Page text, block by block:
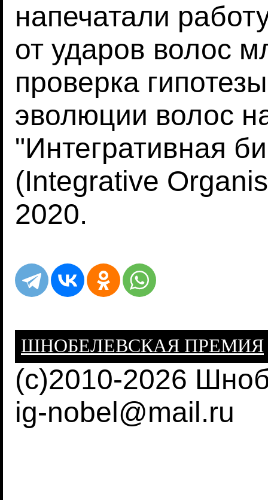
напечатали
от ударов волос
проверка
эволюции волос
"Интегративная
(Integrative
2020.
ШНОБЕЛЕВСКАЯ ПРЕМИЯ
(c)2010-2026
ig-nobel@mail.ru